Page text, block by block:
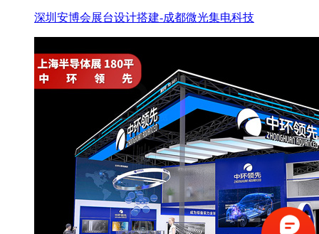
深圳安博会展台设计搭建-成都微光集电科技